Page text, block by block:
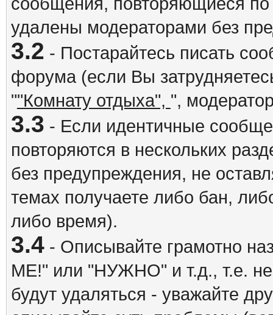
удалены модераторами без
3.2 - Постарайтесь писать
форума (если Вы
""Комнату отдыха", ",
3.3 - Если идентичные
повторяются в нескольких
без предупреждения, не
темах получаете либо бан,
либо время).
3.4- Описывайте грамотно
ME!" или "НУЖНО" и т.д., т.е.
будут удаляться - уважайте